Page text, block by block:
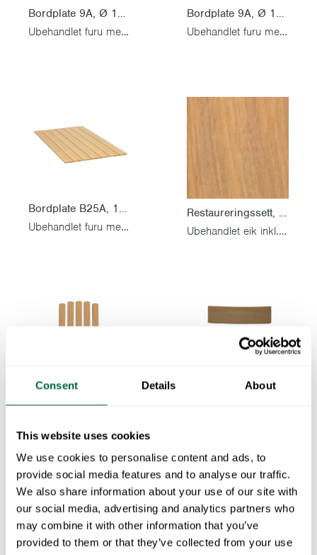
Consent Details About
This website uses cookies
We use cookies to personalise content and ads, to
provide social media features and to analyse our traffic.
We also share information about your use of our site with
our social media, advertising and analytics partners who
may combine it with other information that you’ve
provided to them or that they’ve collected from your use
Bordplate 9A, Ø 100 cm
Ubehandlet furu med montert levering
Bordplate 9A, Ø 120 cm
Ubehandlet furu med montert levering
Bordplate B25A, 120 x 70 cm
Ubehandlet furu med montert levering
Restaureringssett, Lenestol A2, seteplate 50 cm
Ubehandlet eik inkl. rustfri skruesett
Ubehandlet eik inkl. rustfri skruesett